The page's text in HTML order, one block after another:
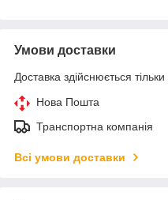
Умови доставки
Доставка здійснюється
Нова Пошта
Транспортна компанія
Всі умови доставки